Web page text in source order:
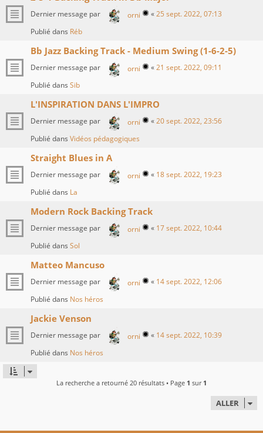
Dernier message par orni «25 sept. 2022, 07:13
Publié dans Réb
Bb Jazz Backing Track - Medium Swing (1-6-2-5)
Dernier message par orni «21 sept. 2022, 09:11
Publié dans Sib
L'INSPIRATION DANS L'IMPRO
Dernier message par orni «20 sept. 2022, 23:56
Publié dans Vidéos pédagogiques
Straight Blues in A
Dernier message par orni « 18 sept. 2022, 19:23
Publié dans La
Modern Rock Backing Track
Dernier message par orni « 17 sept. 2022, 10:44
Publié dans Sol
Matteo Mancuso
Dernier message par orni « 14 sept. 2022, 12:06
Publié dans Nos héros
Jackie Venson
Dernier message par orni « 14 sept. 2022, 10:39
Publié dans Nos héros
La recherche a retourné 20 résultats • Page 1 sur 1
ALLER